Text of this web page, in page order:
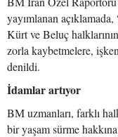
yayımlanan
Kürt ve Beluç
zorla kaybetmelere,
denildi.
İdamlar artıyor
BM uzmanları, farklı
bir yaşam sürme